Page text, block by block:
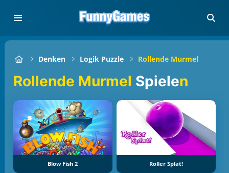
Denken Logik Puzzle Rollende Murmel
Rollende Murmel Spielen
Blow Fish 2 Roller Splat!